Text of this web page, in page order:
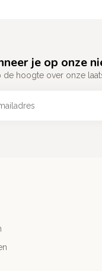
je op onze
de hoogte over onze